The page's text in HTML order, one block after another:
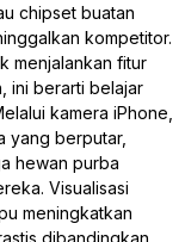
chipset buatan
kompetitor.
menjalankan fitur
ini berarti belajar
kamera iPhone,
yang berputar,
hewan purba
Visualisasi
meningkatkan